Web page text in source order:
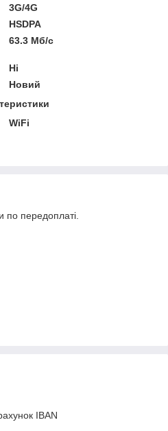
3G/4G
HSDPA
63.3 Мб/с
Ні
Новий
WiFi
по передоплаті.
IBAN